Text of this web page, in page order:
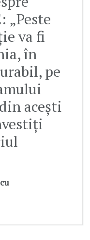
„Peste
va fi
în
pe
acești